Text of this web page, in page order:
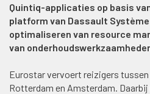
Quintiq-applicaties op basis
platform van Dassault
optimaliseren van resource
van
Eurostar vervoert reizigers
Rotterdam en Amsterdam.